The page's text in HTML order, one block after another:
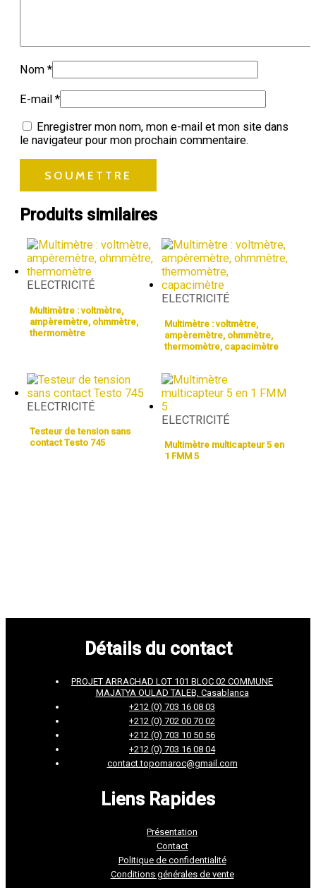
Nom *
E-mail *
Enregistrer mon nom, mon e-mail et mon site dans
le navigateur pour mon prochain commentaire.
Produits similaires
ELECTRICITÉ
Multimètre : voltmètre,
ampèremètre, ohmmètre,
thermomètre
ELECTRICITÉ
Multimètre : voltmètre,
ampèremètre, ohmmètre,
thermomètre, capacimètre
ELECTRICITÉ
Testeur de tension sans
contact Testo 745
ELECTRICITÉ
Multimètre multicapteur 5 en
1 FMM 5
Détails du contact
PROJET ARRACHAD LOT 101 BLOC 02 COMMUNE
MAJATYA OULAD TALEB, Casablanca
+212 (0) 703 16 08 03
+212 (0) 702 00 70 02
+212 (0) 703 10 50 56
+212 (0) 703 16 08 04
contact.topomaroc@gmail.com
Liens Rapides
Présentation
Contact
Politique de confidentialité
Conditions générales de vente